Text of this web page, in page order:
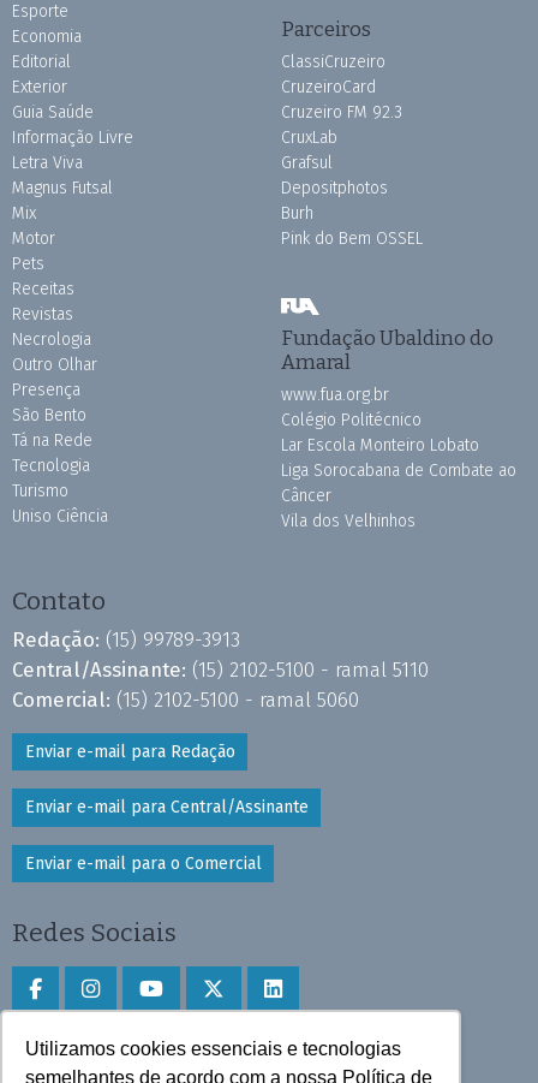
Utilizamos cookies essenciais e tecnologias
semelhantes de acordo com a nossa Política de
Esporte
Economia
Editorial
Exterior
Guia Saúde
Informação Livre
Letra Viva
Magnus Futsal
Mix
Motor
Pets
Receitas
Revistas
Necrologia
Outro Olhar
Presença
São Bento
Tá na Rede
Tecnologia
Turismo
Uniso Ciência
Parceiros
ClassiCruzeiro
CruzeiroCard
Cruzeiro FM 92.3
CruxLab
Grafsul
Depositphotos
Burh
Pink do Bem OSSEL
Fundação Ubaldino do
Amaral
www.fua.org.br
Colégio Politécnico
Lar Escola Monteiro Lobato
Liga Sorocabana de Combate ao
Câncer
Vila dos Velhinhos
Contato
Redação: (15) 99789-3913
Central/Assinante: (15) 2102-5100 - ramal 5110
Comercial: (15) 2102-5100 - ramal 5060
Enviar e-mail para Redação
Enviar e-mail para Central/Assinante
Enviar e-mail para o Comercial
Redes Sociais
Faça download do aplicativo